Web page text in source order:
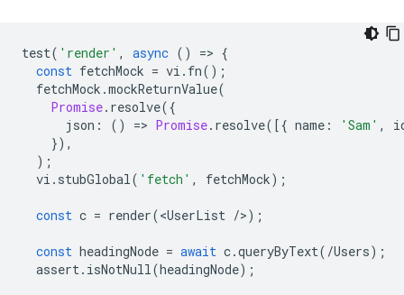
test( 'render' , async () => {
const fetchMock = vi . fn();
fetchMock .mockReturnValue(
Promise. resolve({
json : () => Promise. resolve([{ name : 'Sam' ,
}),
);
vi . stubGlobal( 'fetch' , fetchMock);
const c = render(<UserList />);
const headingNode = await c.queryByText( /Users);
assert. isNotNull(headingNode);